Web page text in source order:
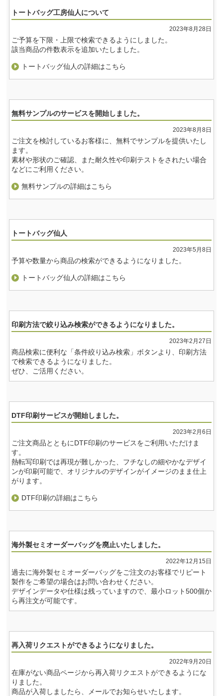
トートバッグ工房仙人について
2023年8月28日
ご予算を下限・上限で検索できるようにしました。
該当商品の件数表示を追加いたしました。
トートバッグ仙人の詳細はこちら
無料サンプルのサービスを開始しました。
2023年8月8日
ご注文を検討しているお客様に、無料でサンプルを提供いたし
ます。
素材や形状のご確認、また耐久性や印刷テストをされたい場合
などにご利用ください。
無料サンプルの詳細はこちら
トートバッグ仙人
2023年5月8日
予算や数量から商品の検索ができるようになりました。
トートバッグ仙人の詳細はこちら
印刷方法で絞り込み検索ができるようになりました。
2023年2月27日
商品検索に便利な「条件絞り込み検索」ボタンより、印刷方法
で検索できるようになりました。
ぜひ、ご活用ください。
DTF印刷サービスが開始しました。
2023年2月6日
ご注文商品とともにDTF印刷のサービスをご利用いただけま
す。
熱転写印刷では再現が難しかった、フチなしの細やかなデザイ
ンが印刷可能で、オリジナルのデザインがイメージのまま仕上
がります。
DTF印刷の詳細はこちら
海外製セミオーダーバッグを廃止いたしました。
2022年12月15日
過去に海外製セミオーダーバッグをご注文のお客様でリピート
製作をご希望の場合はお問い合わせください。
デザインデータや仕様は残っていますので、最小ロット500個か
ら再注文が可能です。
再入荷リクエストができるようになりました。
2022年9月20日
在庫がない商品ページから再入荷リクエストができるようにな
りました。
商品が入荷しましたら、メールでお知らせいたします。